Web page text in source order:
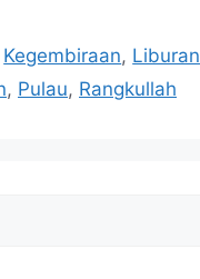
Kegembiraan, Liburan
, Pulau, Rangkullah